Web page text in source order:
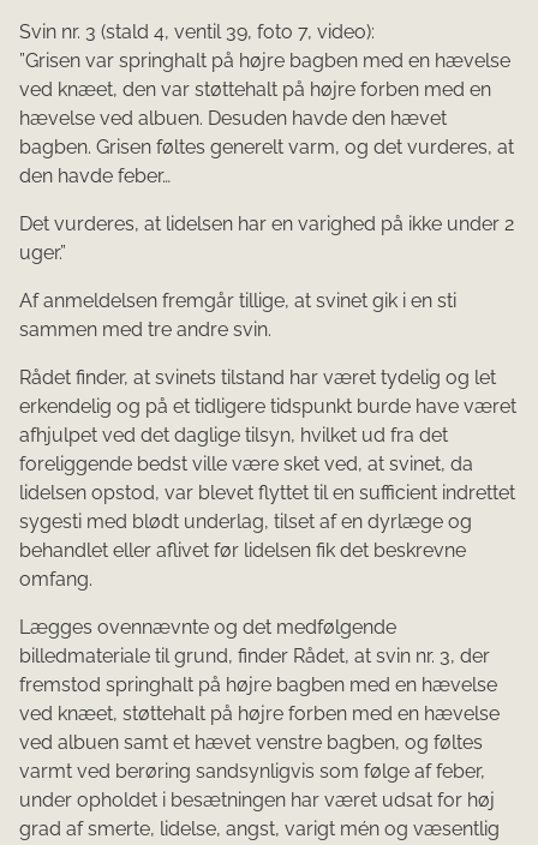
Svin nr. 3 (stald 4, ventil 39, foto 7, video):
”Grisen var springhalt på højre bagben med en hævelse
ved knæet, den var støttehalt på højre forben med en
hævelse ved albuen. Desuden havde den hævet
bagben. Grisen føltes generelt varm, og det vurderes, at
den havde feber…
Det vurderes, at lidelsen har en varighed på ikke under 2
uger.”
Af anmeldelsen fremgår tillige, at svinet gik i en sti
sammen med tre andre svin.
Rådet finder, at svinets tilstand har været tydelig og let
erkendelig og på et tidligere tidspunkt burde have været
afhjulpet ved det daglige tilsyn, hvilket ud fra det
foreliggende bedst ville være sket ved, at svinet, da
lidelsen opstod, var blevet flyttet til en sufficient indrettet
sygesti med blødt underlag, tilset af en dyrlæge og
behandlet eller aflivet før lidelsen fik det beskrevne
omfang.
Lægges ovennævnte og det medfølgende
billedmateriale til grund, finder Rådet, at svin nr. 3, der
fremstod springhalt på højre bagben med en hævelse
ved knæet, støttehalt på højre forben med en hævelse
ved albuen samt et hævet venstre bagben, og føltes
varmt ved berøring sandsynligvis som følge af feber,
under opholdet i besætningen har været udsat for høj
grad af smerte, lidelse, angst, varigt mén og væsentlig